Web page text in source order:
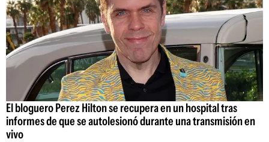
El bloguero Perez Hilton se recupera en un hospital tras
informes de que se autolesionó durante una transmisión en
vivo